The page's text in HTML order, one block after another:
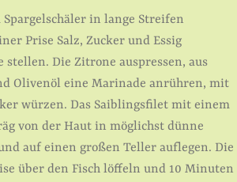
in lange Streifen
Prise Salz, Zucker und Essig
Die Zitrone auspressen, aus
Olivenöl eine Marinade anrühren, mit
würzen. Das Saiblingsfilet mit einem
von der Haut in möglichst dünne
auf einen großen Teller auflegen. Die
über den Fisch löffeln und 10 Minuten